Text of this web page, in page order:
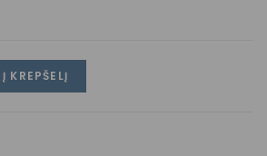
Į KREPŠELĮ